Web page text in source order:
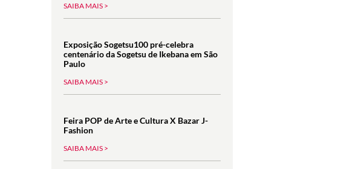
SAIBA MAIS >
Exposição Sogetsu100 pré-celebra
centenário da Sogetsu de Ikebana em São
Paulo
SAIBA MAIS >
Feira POP de Arte e Cultura X Bazar J-
Fashion
SAIBA MAIS >